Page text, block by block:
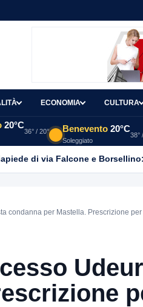
ECONOMIA CULTURA
20°C
36° / 20° Benevento 20°C
Soleggiato
38°
di via Falcone e
condanna per Mastella. Prescrizione